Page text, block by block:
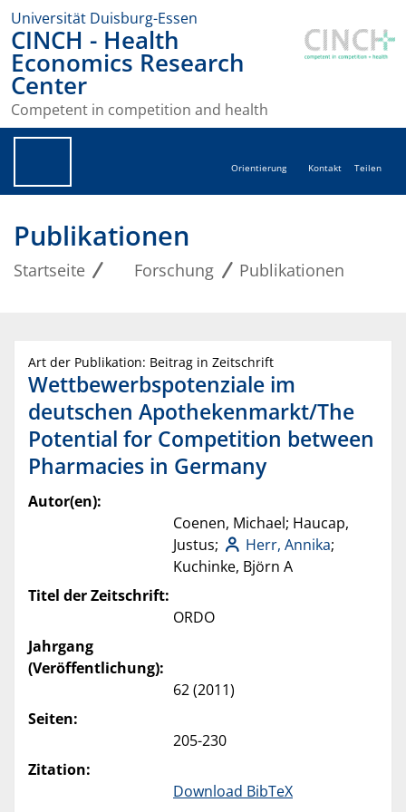
Universität Duisburg-Essen
CINCH - Health
Economics Research
Center
Competent in competition and health
Orientierung Kontakt Teilen
Publikationen
Startseite Forschung Publikationen
Art der Publikation: Beitrag in Zeitschrift
Wettbewerbspotenziale im
deutschen Apothekenmarkt/The
Potential for Competition between
Pharmacies in Germany
Autor(en):
Coenen, Michael; Haucap,
Justus;
Herr, Annika;
Kuchinke, Björn A
Titel der Zeitschrift:
ORDO
Jahrgang
(Veröffentlichung):
62 (2011)
Seiten:
205-230
Zitation:
Download BibTeX